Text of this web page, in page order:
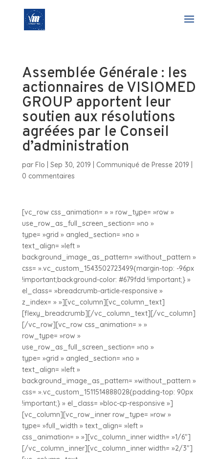
Assemblée Générale : les
actionnaires de VISIOMED
GROUP apportent leur
soutien aux résolutions
agréées par le Conseil
d’administration
par Flo Sep 30, 2019 Communiqué de Presse 2019
0 commentaires
[vc_row css_animation= » » row_type= »row »
use_row_as_full_screen_section= »no »
type= »grid » angled_section= »no »
text_align= »left »
background_image_as_pattern= »without_pattern »
css= ».vc_custom_1543502723499{margin-top: -96px
!important;background-color: #679fdd !important;} »
el_class= »breadcrumb-article-responsive »
z_index= » »][vc_column][vc_column_text]
[flexy_breadcrumb][/vc_column_text][/vc_column]
[/vc_row][vc_row css_animation= » »
row_type= »row »
use_row_as_full_screen_section= »no »
type= »grid » angled_section= »no »
text_align= »left »
background_image_as_pattern= »without_pattern »
css= ».vc_custom_1511514888028{padding-top: 90px
!important;} » el_class= »bloc-cp-responsive »]
[vc_column][vc_row_inner row_type= »row »
type= »full_width » text_align= »left »
css_animation= » »][vc_column_inner width= »1/6″]
[/vc_column_inner][vc_column_inner width= »2/3″]